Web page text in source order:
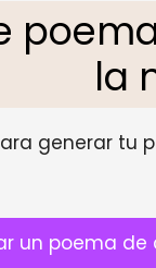
la
generar tu
un poema